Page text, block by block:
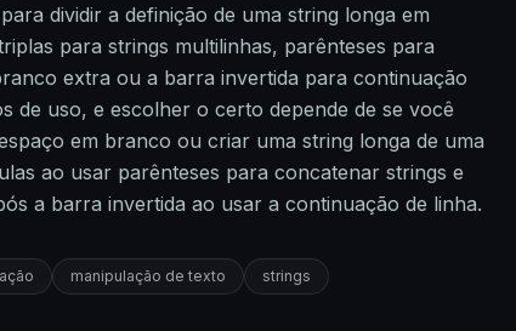
dividir a definição de uma string longa em
para strings multilinhas, parênteses para
extra ou a barra invertida para continuação
de uso, e escolher o certo depende de se você
em branco ou criar uma string longa de uma
ao usar parênteses para concatenar strings e
a barra invertida ao usar a continuação de linha.
manipulação de texto strings